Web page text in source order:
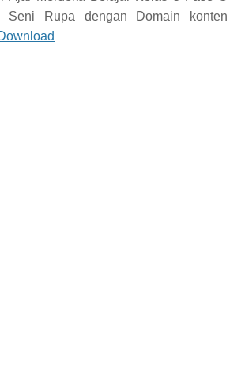
Seni Rupa dengan Domain konten